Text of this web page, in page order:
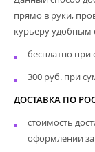
прямо в руки,
курьеру удобным
бесплатно при
300 руб. при
ДОСТАВКА ПО
стоимость
оформлении